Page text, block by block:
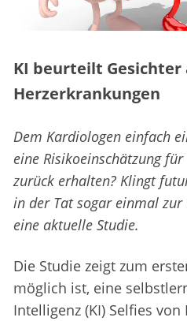
KI beurteilt Gesichter
Herzerkrankungen
Dem Kardiologen einfach
eine Risikoeinschätzung
zurück erhalten? Klingt
in der Tat sogar einmal zur
eine aktuelle Studie.
Die Studie zeigt zum
möglich ist, eine
Intelligenz (KI) Selfies von